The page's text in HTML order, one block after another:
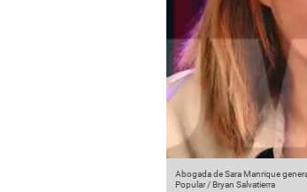
Abogada de Sara Manrique
Popular / Bryan Salvatierra